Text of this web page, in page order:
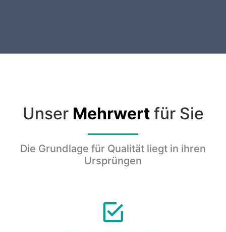
Unser Mehrwertfür Sie
Die Grundlage für Qualität liegt in ihren
Ursprüngen